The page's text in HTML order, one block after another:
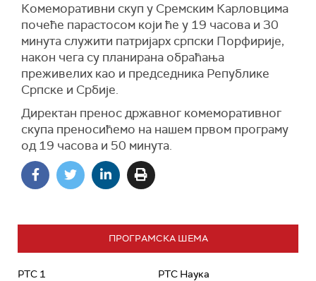
Комеморативни скуп у Сремским Карловцима
почеће парастосом који ће у 19 часова и 30
минута служити патријарх српски Порфирије,
након чега су планирана обраћања
преживелих као и председника Републике
Српске и Србије.
Директан пренос државног комеморативног
скупа преносићемо на нашем првом програму
од 19 часова и 50 минута.
ПРОГРАМСКА ШЕМА
РТС 1 РТС Наука